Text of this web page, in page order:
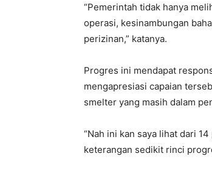
“Pemerintah tidak hanya
operasi, kesinambungan
perizinan,” katanya.
Progres ini mendapat
mengapresiasi capaian
smelter yang masih dalam
“Nah ini kan saya lihat dari
keterangan sedikit rinci